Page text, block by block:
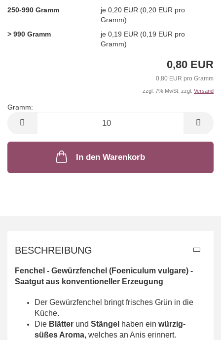
250-990 Gramm
je 0,20 EUR (0,20 EUR pro
Gramm)
> 990 Gramm
je 0,19 EUR (0,19 EUR pro
Gramm)
0,80 EUR
0,80 EUR pro Gramm
zzgl. 7% MwSt. zzgl. Versand
Gramm:
In den Warenkorb
BESCHREIBUNG
Fenchel - Gewürzfenchel (Foeniculum vulgare) -
Saatgut aus konventioneller Erzeugung
Der Gewürzfenchel bringt frisches Grün in die
Küche.
Die Blätter und Stängel haben ein würzig-
süßes Aroma, welches an Anis erinnert.